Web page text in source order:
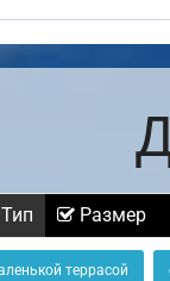
Тип Размер
террасой